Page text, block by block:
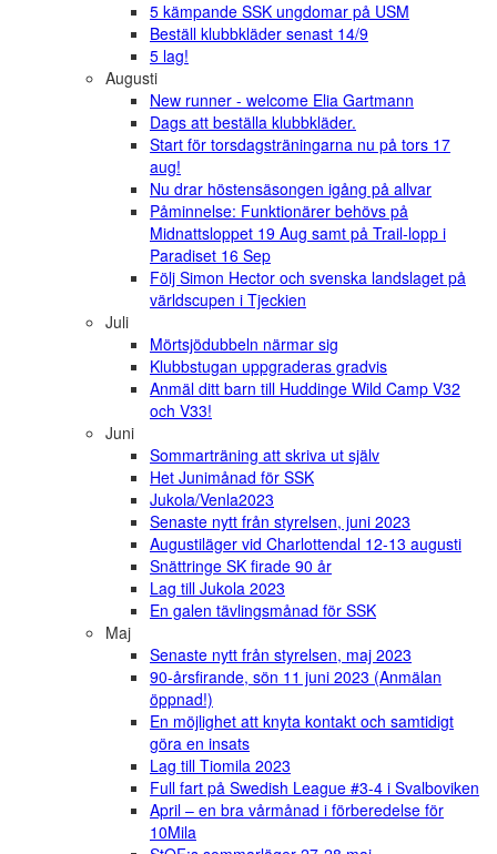
5 kämpande SSK ungdomar på USM
Beställ klubbkläder senast 14/9
5 lag!
Augusti
New runner - welcome Elia Gartmann
Dags att beställa klubbkläder.
Start för torsdagsträningarna nu på tors 17
aug!
Nu drar höstensäsongen igång på allvar
Påminnelse: Funktionärer behövs på
Midnattsloppet 19 Aug samt på Trail-lopp i
Paradiset 16 Sep
Följ Simon Hector och svenska landslaget på
världscupen i Tjeckien
Juli
Mörtsjödubbeln närmar sig
Klubbstugan uppgraderas gradvis
Anmäl ditt barn till Huddinge Wild Camp V32
och V33!
Juni
Sommarträning att skriva ut själv
Het Junimånad för SSK
Jukola/Venla2023
Senaste nytt från styrelsen, juni 2023
Augustiläger vid Charlottendal 12-13 augusti
Snättringe SK firade 90 år
Lag till Jukola 2023
En galen tävlingsmånad för SSK
Maj
Senaste nytt från styrelsen, maj 2023
90-årsfirande, sön 11 juni 2023 (Anmälan
öppnad!)
En möjlighet att knyta kontakt och samtidigt
göra en insats
Lag till Tiomila 2023
Full fart på Swedish League #3-4 i Svalboviken
April – en bra vårmånad i förberedelse för
10Mila